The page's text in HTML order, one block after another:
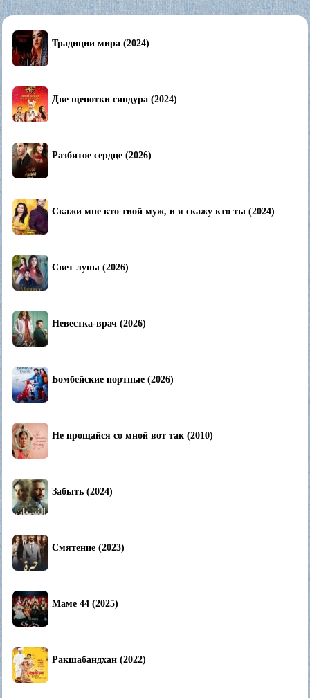
Традиции мира (2024)
Две щепотки синдура (2024)
Разбитое сердце (2026)
Скажи мне кто твой муж, и я скажу кто ты (2024)
Свет луны (2026)
Невестка-врач (2026)
Бомбейские портные (2026)
Не прощайся со мной вот так (2010)
Забыть (2024)
Смятение (2023)
Маме 44 (2025)
Ракшабандхан (2022)